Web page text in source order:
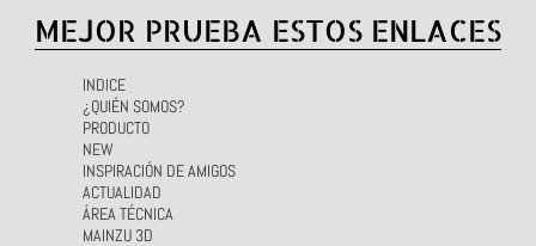
MEJOR PRUEBA ESTOS ENLACES
INDICE
¿QUIÉN SOMOS?
PRODUCTO
NEW
INSPIRACIÓN DE AMIGOS
ACTUALIDAD
ÁREA TÉCNICA
MAINZU 3D